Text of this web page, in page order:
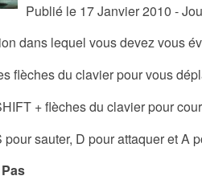
Publié le 17 Janvier 2010 -
dans lequel vous devez vous
flèches du clavier pour vous
+ flèches du clavier pour
pour sauter, D pour attaquer et A